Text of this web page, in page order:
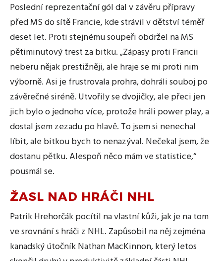
Poslední reprezentační gól dal v závěru přípravy
před MS do sítě Francie, kde strávil v dětství téměř
deset let. Proti stejnému soupeři obdržel na MS
pětiminutový trest za bitku. „Zápasy proti Francii
neberu nějak prestižněji, ale hraje se mi proti nim
výborně. Asi je frustrovala prohra, dohráli souboj po
závěrečné siréně. Utvořily se dvojičky, ale přeci jen
jich bylo o jednoho více, protože hráli power play, a
dostal jsem zezadu po hlavě. To jsem si nenechal
líbit, ale bitkou bych to nenazýval. Nečekal jsem, že
dostanu pětku. Alespoň něco mám ve statistice,“
pousmál se.
ŽASL NAD HRÁČI NHL
Patrik Hrehorčák pocítil na vlastní kůži, jak je na tom
ve srovnání s hráči z NHL. Zapůsobil na něj zejména
kanadský útočník Nathan MacKinnon, který letos